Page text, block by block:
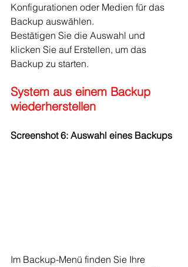
Konfigurationen oder Medien für das
Backup auswählen.
Bestätigen Sie die Auswahl und
klicken Sie auf Erstellen, um das
Backup zu starten.
System aus einem Backup
wiederherstellen
Screenshot 6: Auswahl eines Backups
Im Backup-Menü finden Sie Ihre